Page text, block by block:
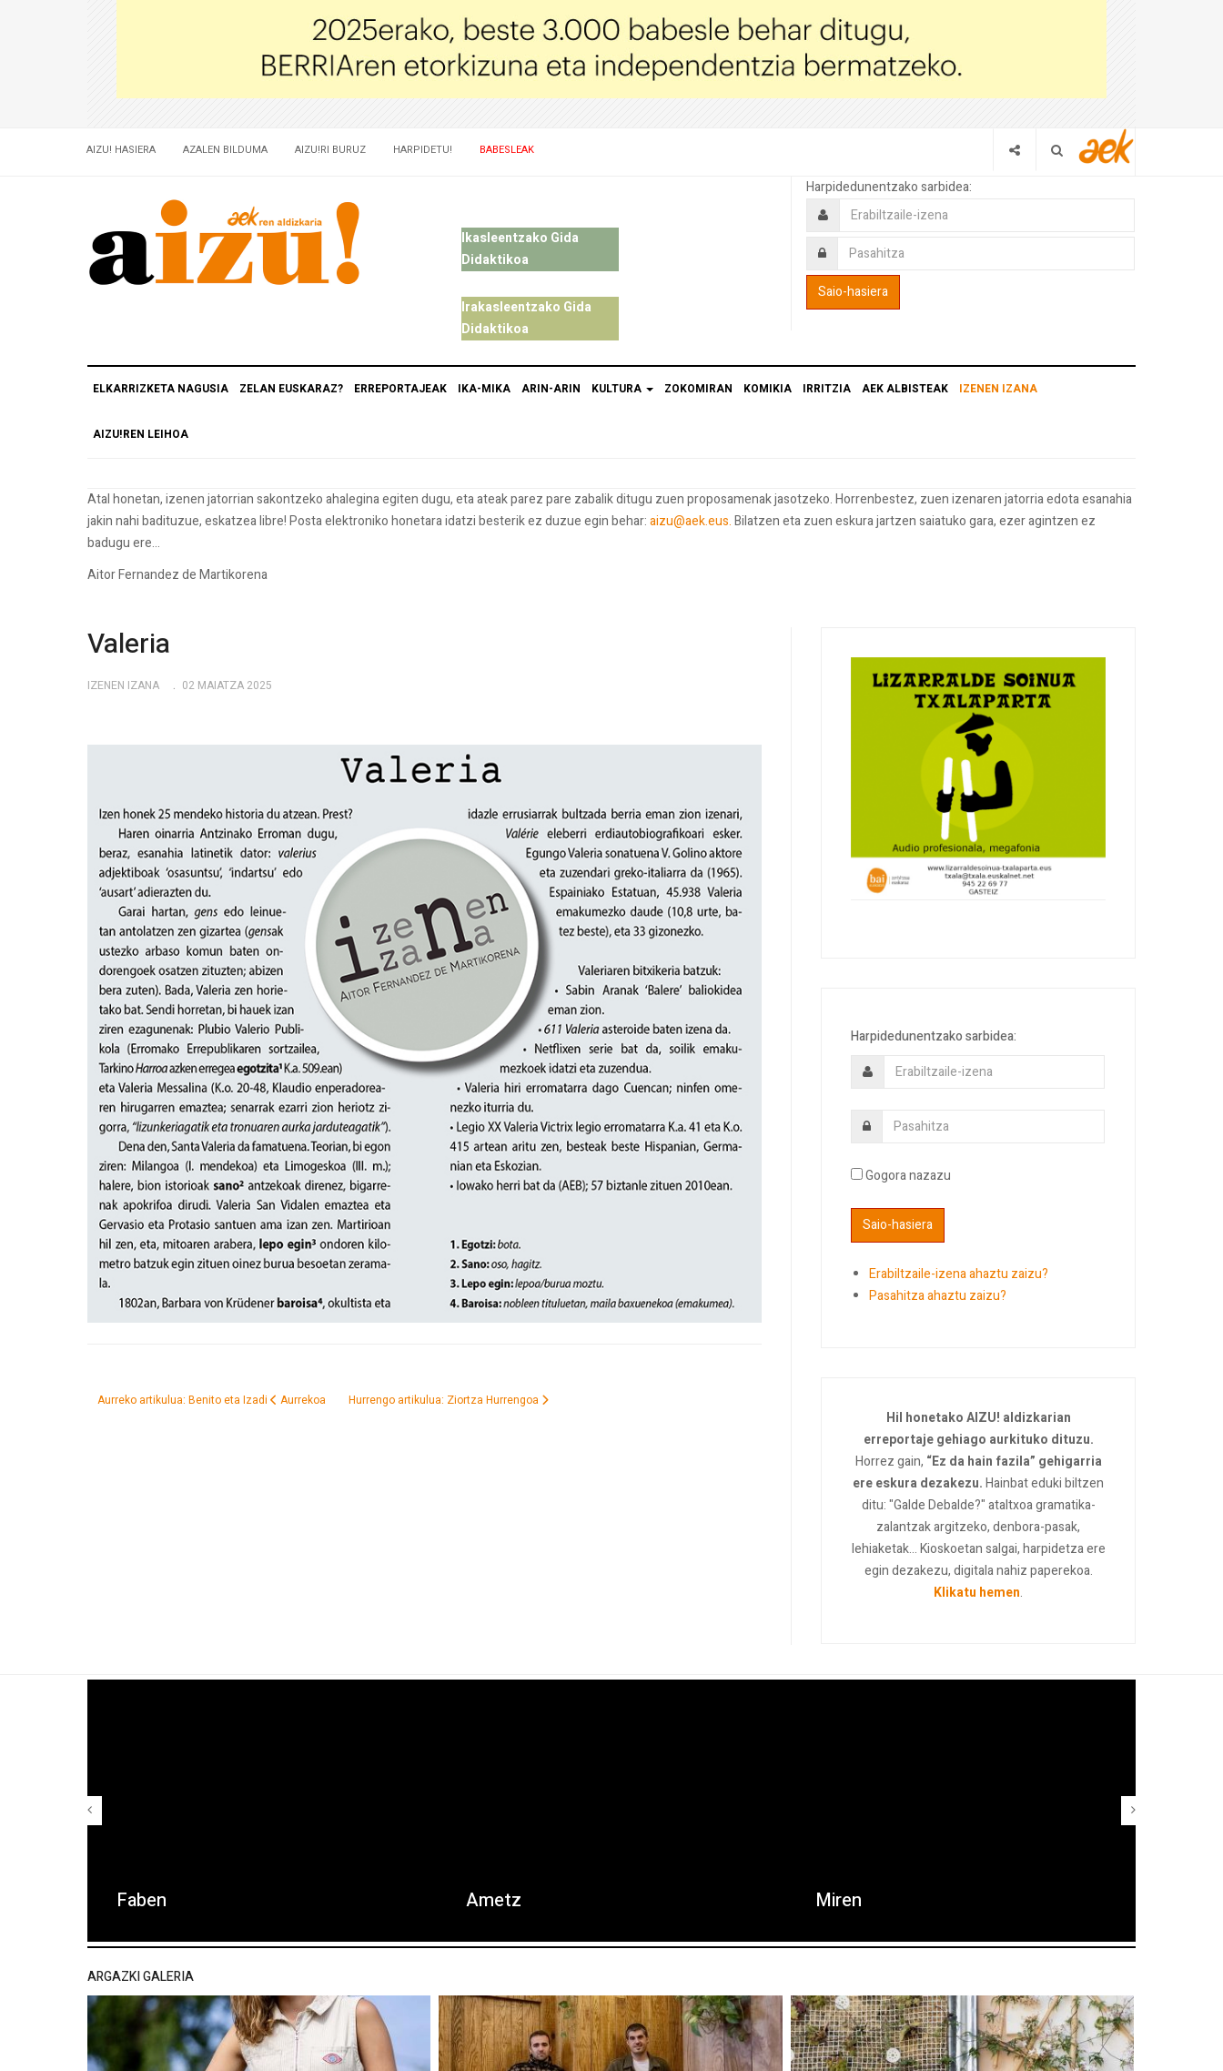
AIZU! HASIERA AZALEN BILDUMA AIZU!RI BURUZ HARPIDETU! BABESLEAK
Ikasleentzako Gida
Didaktikoa
Irakasleentzako Gida
Didaktikoa
Harpidedunentzako sarbidea:
ELKARRIZKETA NAGUSIA ZELAN EUSKARAZ? ERREPORTAJEAK IKA-MIKA ARIN-ARIN KULTURA ZOKOMIRAN KOMIKIA IRRITZIA AEK ALBISTEAK IZENEN IZANA
AIZU!REN LEIHOA
Atal honetan, izenen jatorrian sakontzeko ahalegina egiten dugu, eta ateak parez pare zabalik ditugu zuen proposamenak jasotzeko. Horrenbestez, zuen izenaren jatorria edota esanahia
jakin nahi badituzue, eskatzea libre! Posta elektroniko honetara idatzi besterik ez duzue egin behar:aizu@aek.eus.Bilatzen eta zuen eskura jartzen saiatuko gara, ezer agintzen ez
badugu ere...
Aitor Fernandez de Martikorena
Valeria
IZENEN IZANA 02 MAIATZA 2025
Aurreko artikulua: Benito eta Izadi Aurrekoa Hurrengo artikulua: Ziortza Hurrengoa
Harpidedunentzako sarbidea:
Gogora nazazu
Erabiltzaile-izena ahaztu zaizu?
Pasahitza ahaztu zaizu?
Hil honetako AIZU! aldizkarian
erreportaje gehiago aurkituko dituzu.
Horrez gain, “Ez da hain fazila” gehigarria
ere eskura dezakezu.Hainbat eduki biltzen
ditu: "Galde Debalde?" ataltxoa gramatika-
zalantzak argitzeko, denbora-pasak,
lehiaketak... Kioskoetan salgai, harpidetza ere
egin dezakezu, digitala nahiz paperekoa.
Klikatu hemen.
Faben Ametz Miren
ARGAZKI GALERIA